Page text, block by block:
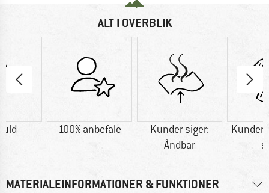
ALT I OVERBLIK
100% anbefale
Kunder siger:
Åndbar
Kunder
MATERIALEINFORMATIONER & FUNKTIONER